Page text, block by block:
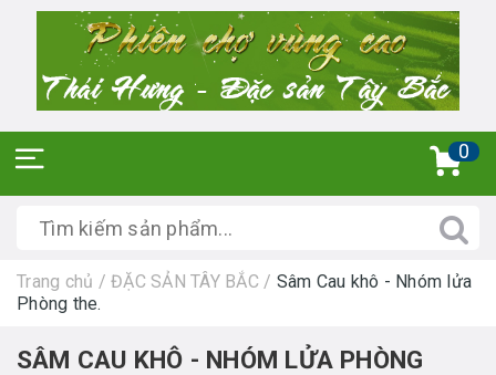
0
Trang chủ / ĐẶC SẢN TÂY BẮC / Sâm Cau khô - Nhóm lửa
Phòng the.
SÂM CAU KHÔ - NHÓM LỬA PHÒNG